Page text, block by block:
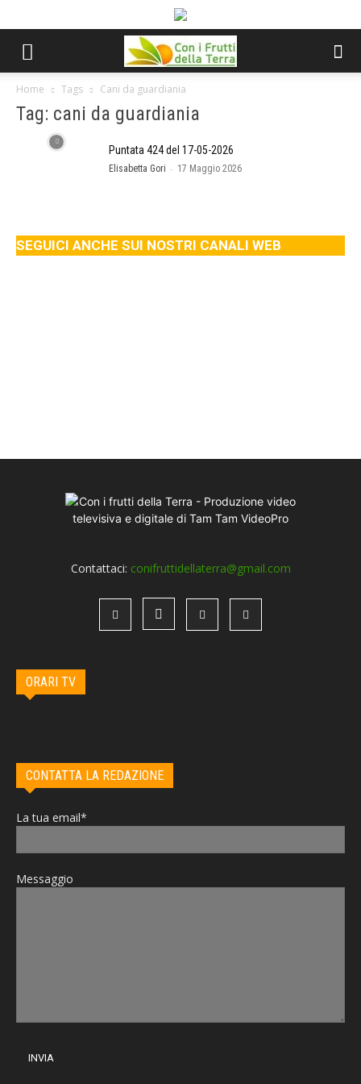
Home Tags Cani da guardiania
Tag: cani da guardiania
Puntata 424 del 17-05-2026
Elisabetta Gori - 17 Maggio 2026
SEGUICI ANCHE SUI NOSTRI CANALI WEB
Contattaci: conifruttidellaterra@gmail.com
ORARI TV
CONTATTA LA REDAZIONE
La tua email*
Messaggio